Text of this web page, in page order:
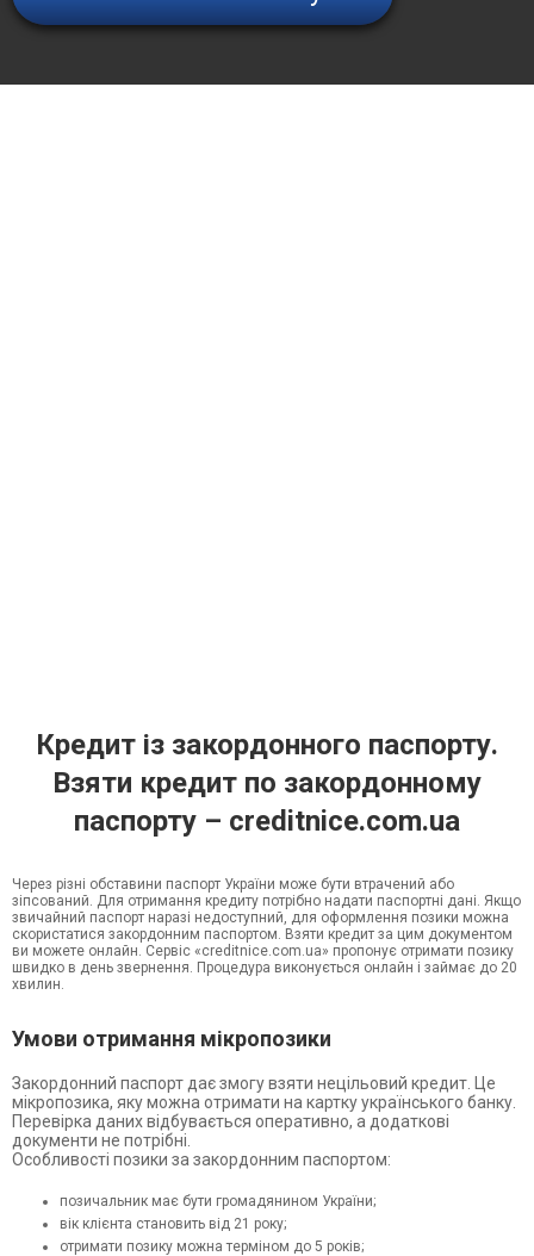
Кредит із закордонного паспорту.
Взяти кредит по закордонному
паспорту – creditnice.com.ua
Через різні обставини паспорт України може бути втрачений або
зіпсований. Для отримання кредиту потрібно надати паспортні дані. Якщо
звичайний паспорт наразі недоступний, для оформлення позики можна
скористатися закордонним паспортом. Взяти кредит за цим документом
ви можете онлайн. Сервіс «creditnice.com.ua» пропонує отримати позику
швидко в день звернення. Процедура виконується онлайн і займає до 20
хвилин.
Умови отримання мікропозики
Закордонний паспорт дає змогу взяти нецільовий кредит. Це
мікропозика, яку можна отримати на картку українського банку.
Перевірка даних відбувається оперативно, а додаткові
документи не потрібні.
Особливості позики за закордонним паспортом:
позичальник має бути громадянином України;
вік клієнта становить від 21 року;
отримати позику можна терміном до 5 років;